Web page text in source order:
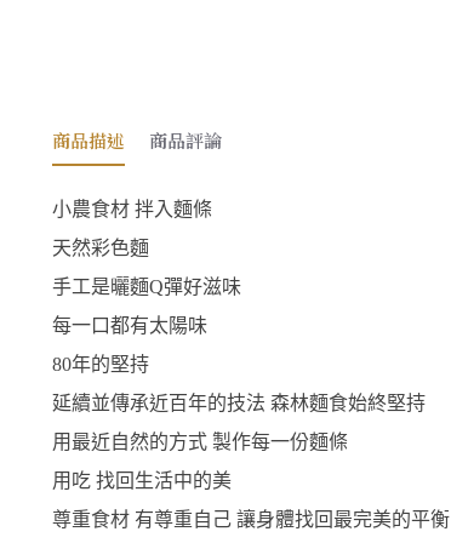
商品描述 商品評論
小農食材 拌入麵條
天然彩色麵
手工是曬麵Q彈好滋味
每一口都有太陽味
80年的堅持
延續並傳承近百年的技法 森林麵食始終堅持
用最近自然的方式 製作每一份麵條
用吃 找回生活中的美
尊重食材 有尊重自己 讓身體找回最完美的平衡